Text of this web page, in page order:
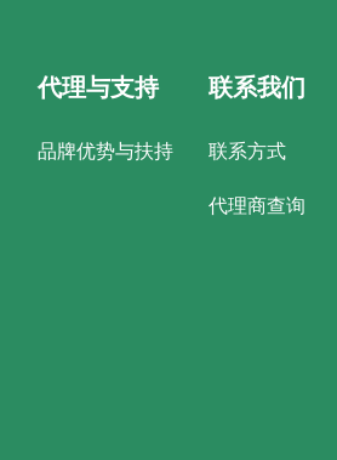
代理与支持
品牌优势与扶持
联系我们
联系方式
代理商查询